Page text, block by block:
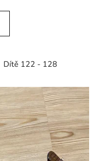
Dítě 122 - 128